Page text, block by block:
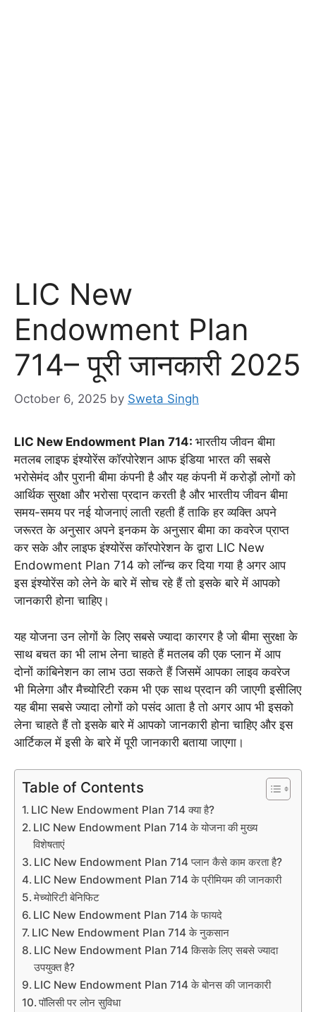
LIC New
Endowment Plan
714– पूरी जानकारी 2025
October 6, 2025 by Sweta Singh
LIC New Endowment Plan 714: भारतीय जीवन बीमा
मतलब लाइफ इंश्योरेंस कॉरपोरेशन आफ इंडिया भारत की सबसे
भरोसेमंद और पुरानी बीमा कंपनी है और यह कंपनी में करोड़ों लोगों को
आर्थिक सुरक्षा और भरोसा प्रदान करती है और भारतीय जीवन बीमा
समय-समय पर नई योजनाएं लाती रहती हैं ताकि हर व्यक्ति अपने
जरूरत के अनुसार अपने इनकम के अनुसार बीमा का कवरेज प्राप्त
कर सके और लाइफ इंश्योरेंस कॉरपोरेशन के द्वारा LIC New
Endowment Plan 714 को लॉन्च कर दिया गया है अगर आप
इस इंश्योरेंस को लेने के बारे में सोच रहे हैं तो इसके बारे में आपको
जानकारी होना चाहिए।
यह योजना उन लोगों के लिए सबसे ज्यादा कारगर है जो बीमा सुरक्षा के
साथ बचत का भी लाभ लेना चाहते हैं मतलब की एक प्लान में आप
दोनों कांबिनेशन का लाभ उठा सकते हैं जिसमें आपका लाइव कवरेज
भी मिलेगा और मैच्योरिटी रकम भी एक साथ प्रदान की जाएगी इसीलिए
यह बीमा सबसे ज्यादा लोगों को पसंद आता है तो अगर आप भी इसको
लेना चाहते हैं तो इसके बारे में आपको जानकारी होना चाहिए और इस
आर्टिकल में इसी के बारे में पूरी जानकारी बताया जाएगा।
Table of Contents
LIC New Endowment Plan 714 क्या है?
LIC New Endowment Plan 714 के योजना की मुख्य
विशेषताएं
LIC New Endowment Plan 714 प्लान कैसे काम करता है?
LIC New Endowment Plan 714 के प्रीमियम की जानकारी
मेच्योरिटी बेनिफिट
LIC New Endowment Plan 714 के फायदे
LIC New Endowment Plan 714 के नुकसान
LIC New Endowment Plan 714 किसके लिए सबसे ज्यादा
उपयुक्त है?
LIC New Endowment Plan 714 के बोनस की जानकारी
पॉलिसी पर लोन सुविधा